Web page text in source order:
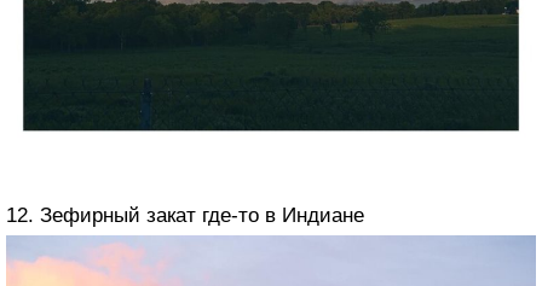
12. Зефирный закат где-то в Индиане